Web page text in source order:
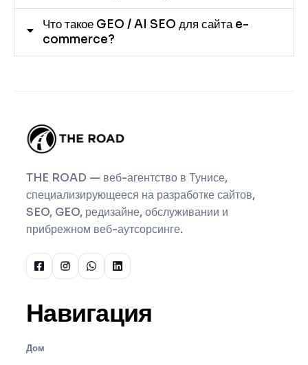
Что такое GEO / AI SEO для сайта e-
commerce?
THE ROAD — веб-агентство в Тунисе,
специализирующееся на разработке сайтов,
SEO, GEO, редизайне, обслуживании и
прибрежном веб-аутсорсинге.
Навигация
Дом